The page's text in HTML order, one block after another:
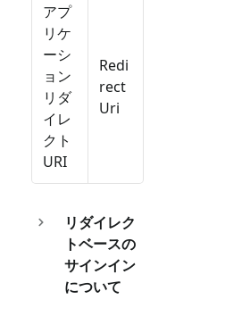
アプ
リケ
ーシ
ョン
リダ
イレ
クト
URI
Redi
rect
Uri
リダイレク
トベースの
サインイン
について